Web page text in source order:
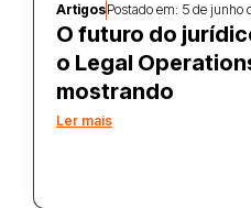
ArtigosPostado em: 5 de junho
O futuro do
o Legal
mostrando
Ler mais